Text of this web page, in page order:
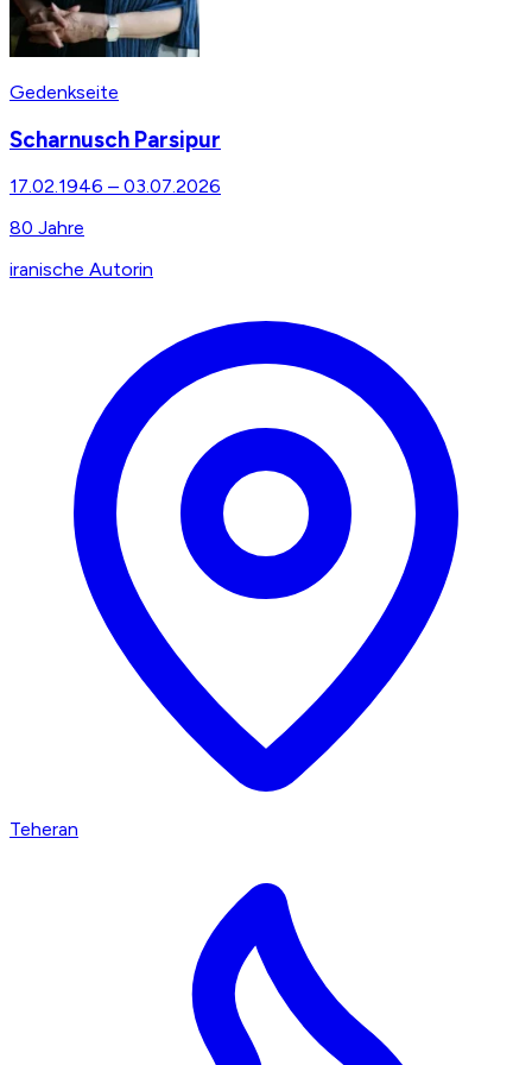
Gedenkseite
Scharnusch Parsipur
17.02.1946 – 03.07.2026
80 Jahre
iranische Autorin
Teheran